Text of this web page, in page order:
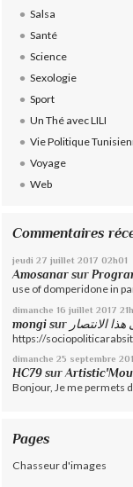
Salsa
Santé
Science
Sexologie
Sport
Un Thé avec LILI
Vie Politique
Voyage
Web
Commentaires
jeudi 27 juillet 2017 02h01
Amosanar sur
use of domperidone in
dimanche 16 juillet 2017
mongi sur الانتصار
https://
dimanche 25 septembre
HC79 sur
Bonjour, Je me permets
Pages
Chasseur d'images